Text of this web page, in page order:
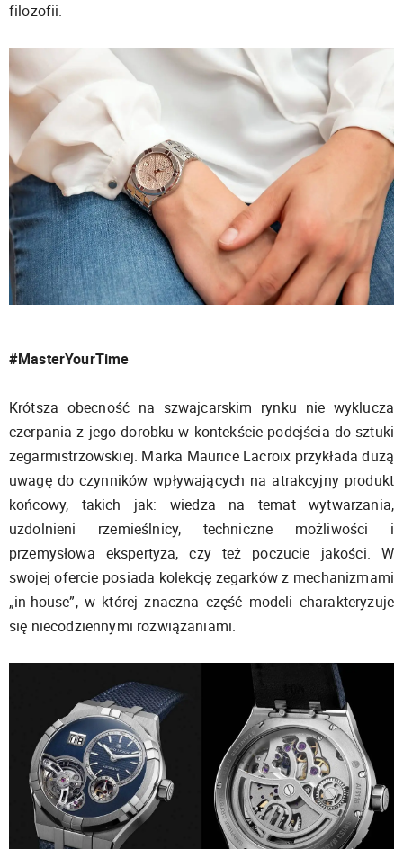
filozofii.
#MasterYourTime
Krótsza obecność na szwajcarskim rynku nie wyklucza
czerpania z jego dorobku w kontekście podejścia do sztuki
zegarmistrzowskiej. Marka Maurice Lacroix przykłada dużą
uwagę do czynników wpływających na atrakcyjny produkt
końcowy, takich jak: wiedza na temat wytwarzania,
uzdolnieni rzemieślnicy, techniczne możliwości i
przemysłowa ekspertyza, czy też poczucie jakości. W
swojej ofercie posiada kolekcję zegarków z mechanizmami
„in-house”, w której znaczna część modeli charakteryzuje
się niecodziennymi rozwiązaniami.